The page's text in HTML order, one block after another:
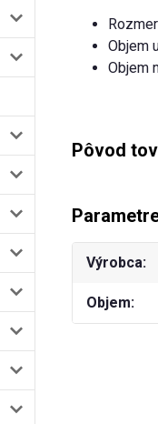
Objem
Objem
Pôvod
Výrobca
Objem